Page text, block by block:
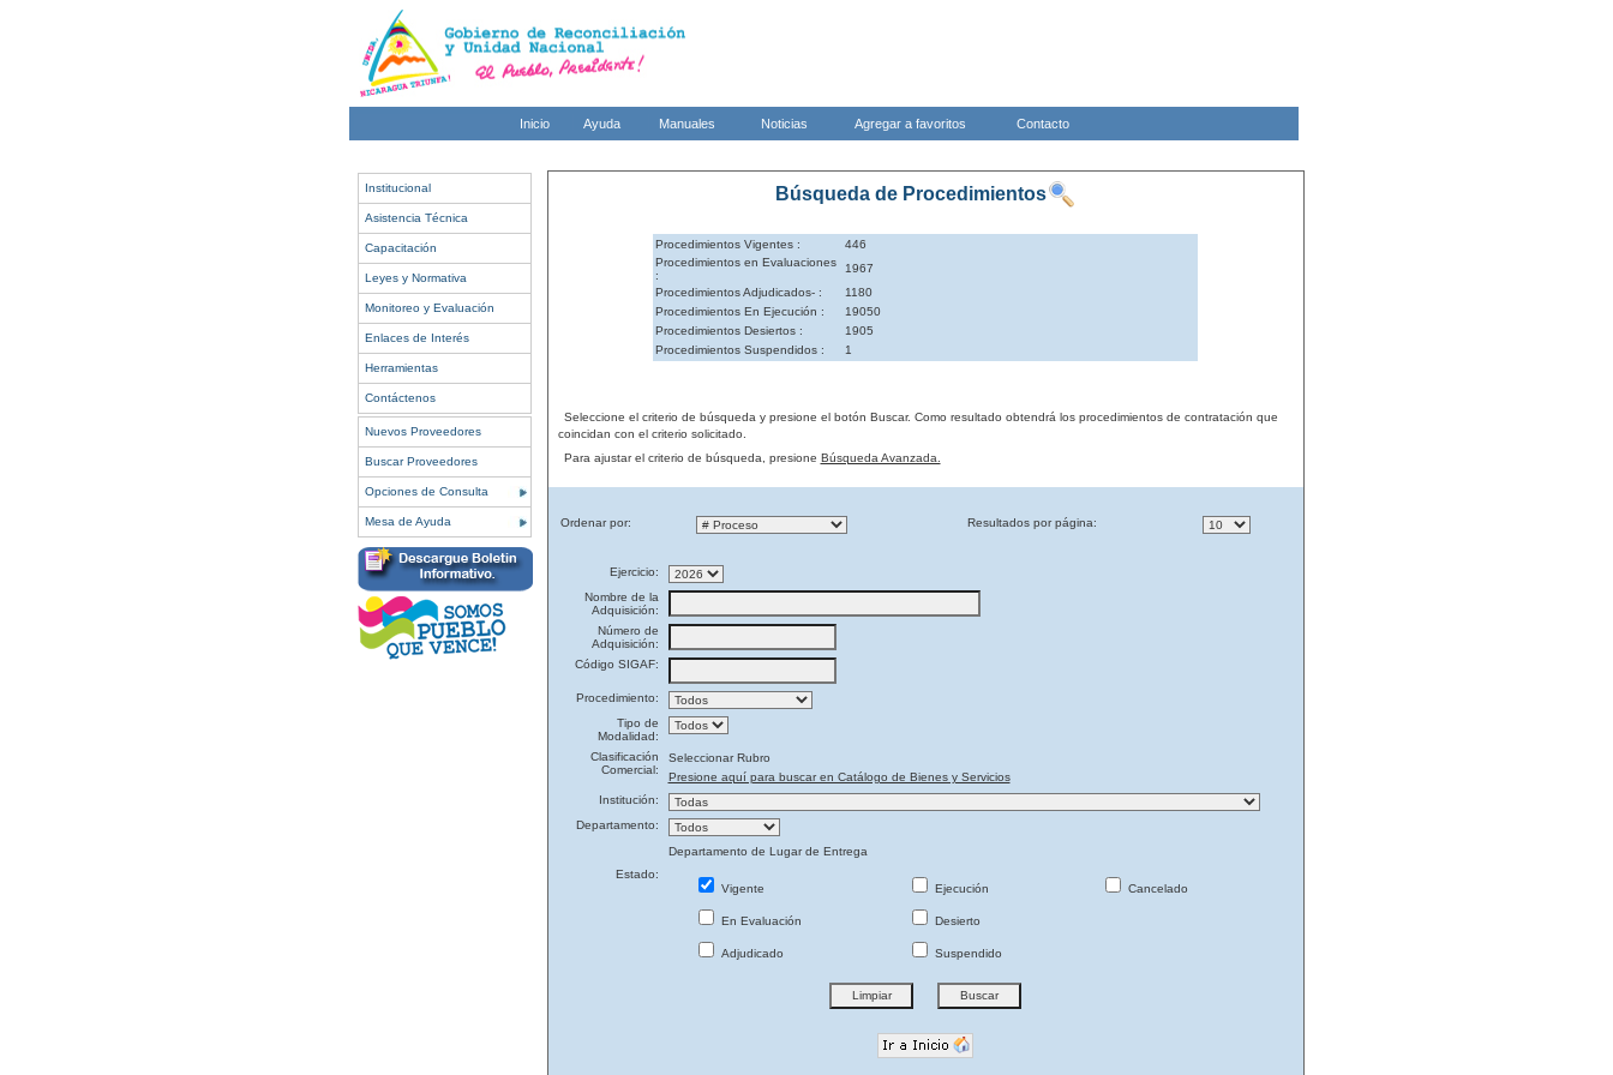
Inicio Ayuda Manuales Noticias Agregar a favoritos Contacto
Institucional
Asistencia Técnica
Capacitación
Leyes y Normativa
Monitoreo y Evaluación
Enlaces de Interés
Herramientas
Contáctenos
Nuevos Proveedores
Buscar Proveedores
Opciones de Consulta
Mesa de Ayuda
Búsqueda de Procedimientos
Procedimientos Vigentes :
446
Procedimientos en Evaluaciones
:
1967
Procedimientos Adjudicados- :
1180
Procedimientos En Ejecución :
19050
Procedimientos Desiertos :
1905
Procedimientos Suspendidos :
1
Seleccione el criterio de búsqueda y presione el botón Buscar. Como resultado obtendrá los procedimientos de contratación que
coincidan con el criterio solicitado.
Para ajustar el criterio de búsqueda, presione Búsqueda Avanzada.
Ordenar por: Resultados por página:
Ejercicio:
Nombre de la
Adquisición:
Número de
Adquisición:
Código SIGAF:
Procedimiento:
Tipo de
Modalidad:
Clasificación
Comercial:
Seleccionar Rubro
Presione aquí para buscar en Catálogo de Bienes y Servicios
Institución:
Departamento:
Departamento de Lugar de Entrega
Estado:
Vigente
Ejecución Cancelado
En Evaluación Desierto
Adjudicado Suspendido